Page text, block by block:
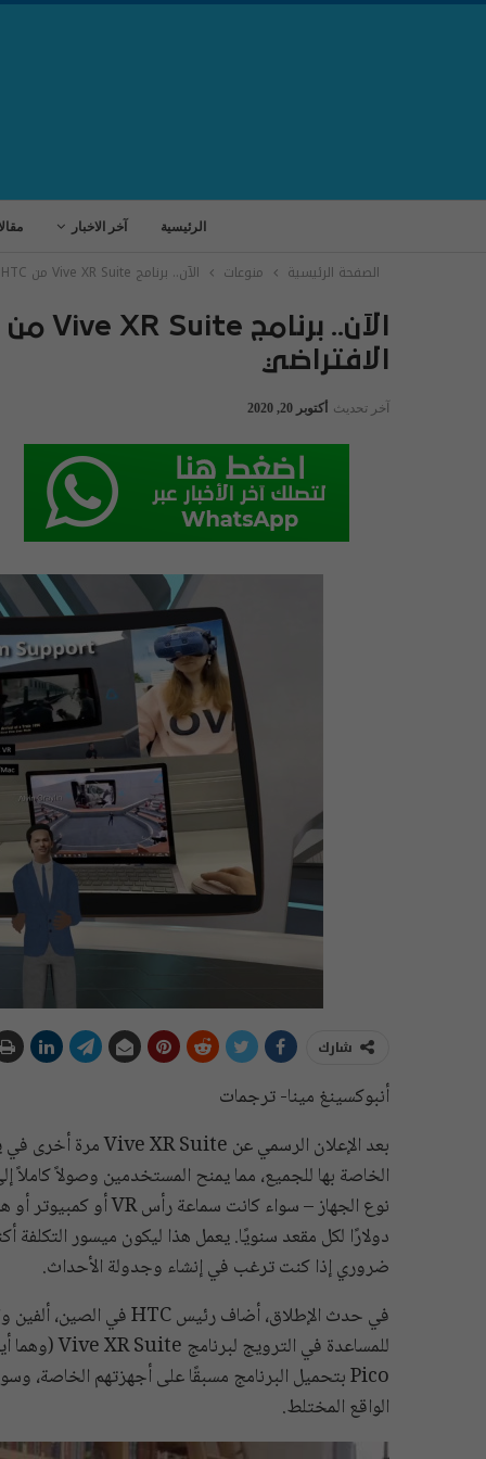
الرئيسية آخر الاخبار
الصفحة الرئيسية منوعات الآن.. برنامج Vive XR Suite من HTC متوفر لجميع تطبيقات الواقع الافتراضي
الافتراضي
آخر تحديث أكتوبر 20, 2020
شارك
أنبوكسينغ مينا- ترجمات
الخاصة بها للجميع، مما يمنح المستخدمين وصولاً
دولارًا لكل مقعد سنويًا. يعمل هذا ليكون ميسور
ضروري إذا كنت ترغب في إنشاء وجدولة الأحداث.
الواقع المختلط.